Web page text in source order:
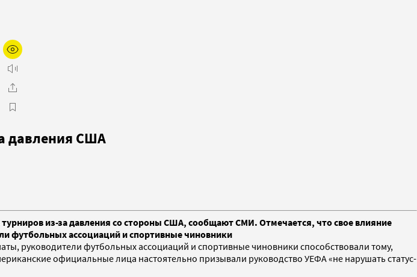
давления США
из-за давления со стороны США, сообщают СМИ. Отмечается, что свое влияние
футбольных ассоциаций и спортивные чиновники
руководители футбольных ассоциаций и спортивные чиновники способствовали тому,
официальные лица настоятельно призывали руководство УЕФА «не нарушать статус-